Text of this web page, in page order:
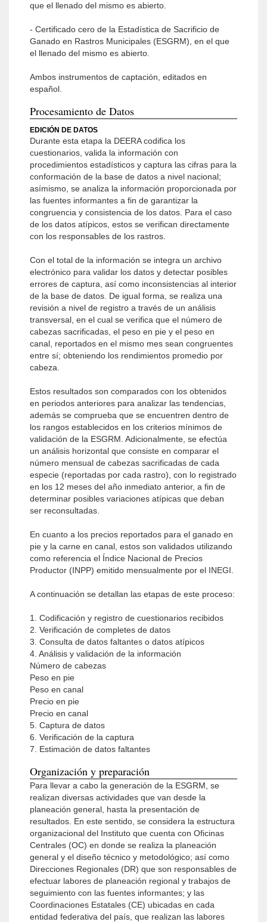
que el llenado del mismo es abierto.
- Certificado cero de la Estadística de Sacrificio de
Ganado en Rastros Municipales (ESGRM), en el que
el llenado del mismo es abierto.
Ambos instrumentos de captación, editados en
español.
Procesamiento de Datos
EDICIÓN DE DATOS
Durante esta etapa la DEERA codifica los
cuestionarios, valida la información con
procedimientos estadísticos y captura las cifras para la
conformación de la base de datos a nivel nacional;
asímismo, se analiza la información proporcionada por
las fuentes informantes a fin de garantizar la
congruencia y consistencia de los datos. Para el caso
de los datos atípicos, estos se verifican directamente
con los responsables de los rastros.
Con el total de la información se integra un archivo
electrónico para validar los datos y detectar posibles
errores de captura, así como inconsistencias al interior
de la base de datos. De igual forma, se realiza una
revisión a nivel de registro a través de un análisis
transversal, en el cual se verifica que el número de
cabezas sacrificadas, el peso en pie y el peso en
canal, reportados en el mismo mes sean congruentes
entre sí; obteniendo los rendimientos promedio por
cabeza.
Estos resultados son comparados con los obtenidos
en periodos anteriores para analizar las tendencias,
además se comprueba que se encuentren dentro de
los rangos establecidos en los criterios mínimos de
validación de la ESGRM. Adicionalmente, se efectúa
un análisis horizontal que consiste en comparar el
número mensual de cabezas sacrificadas de cada
especie (reportadas por cada rastro), con lo registrado
en los 12 meses del año inmediato anterior, a fin de
determinar posibles variaciones atípicas que deban
ser reconsultadas.
En cuanto a los precios reportados para el ganado en
pie y la carne en canal, estos son validados utilizando
como referencia el Índice Nacional de Precios
Productor (INPP) emitido mensualmente por el INEGI.
A continuación se detallan las etapas de este proceso:
1. Codificación y registro de cuestionarios recibidos
2. Verificación de completes de datos
3. Consulta de datos faltantes o datos atípicos
4. Análisis y validación de la información
Número de cabezas
Peso en pie
Peso en canal
Precio en pie
Precio en canal
5. Captura de datos
6. Verificación de la captura
7. Estimación de datos faltantes
Organización y preparación
Para llevar a cabo la generación de la ESGRM, se
realizan diversas actividades que van desde la
planeación general, hasta la presentación de
resultados. En este sentido, se considera la estructura
organizacional del Instituto que cuenta con Oficinas
Centrales (OC) en donde se realiza la planeación
general y el diseño técnico y metodológico; así como
Direcciones Regionales (DR) que son responsables de
efectuar labores de planeación regional y trabajos de
seguimiento con las fuentes informantes; y las
Coordinaciones Estatales (CE) ubicadas en cada
entidad federativa del país, que realizan las labores